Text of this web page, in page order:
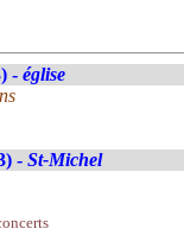
- église
- St-Michel